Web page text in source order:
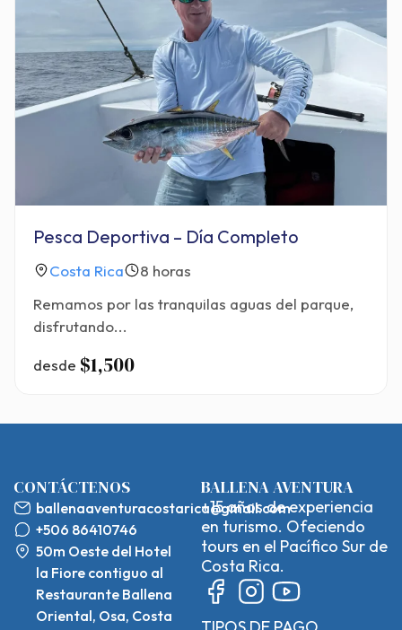
Pesca Deportiva – Día Completo
Costa Rica
8 horas
Remamos por las tranquilas aguas del parque,
disfrutando...
desde $1,500
CONTÁCTENOS
ballenaaventuracostarica@gmail.com
+506 86410746
50m Oeste del Hotel
la Fiore contiguo al
Restaurante Ballena
Oriental, Osa, Costa
BALLENA AVENTURA
+15 años de experiencia
en turismo. Ofeciendo
tours en el Pacífico Sur de
Costa Rica.